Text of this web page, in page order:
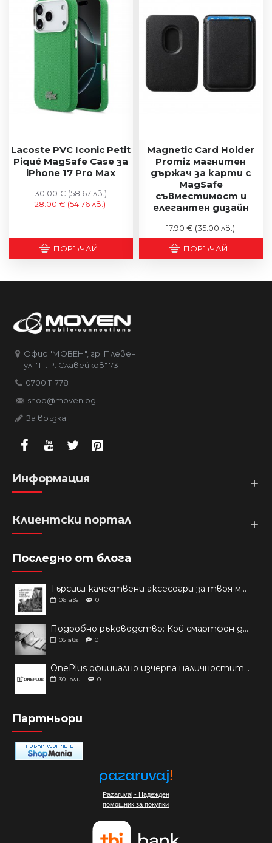
Lacoste PVC Iconic Petit
Piqué MagSafe Case за
iPhone 17 Pro Max
28.00 € (54.76 лв.)
30.00 €(58.67 лв.)
ПОРЪЧАЙ
Magnetic Card Holder
Promiz магнитен
държач за карти с
MagSafe
съвместимост и
елегантен дизайн
17.90 € (35.00 лв.)
ПОРЪЧАЙ
Офис "МОВЕН", гр. Плевен
ул. "П. Р. Славейков" 73
0700 11 778
shop@moven.bg
За връзка
Информация
Клиентски портал
Последно от блога
Търсиш качествени аксесоари за твоя модел? Как правилно да защитим новия си смартфон: Ръководство за аксесоари през 2026 г.
06 авг 0
Подробно ръководство: Кой смартфон да купиш през 2026 г.?
05 авг 0
OnePlus официално изчерпа наличностите си от телефони на основни пазари
30 юли 0
Партньори
Pazaruvaj - Надежден
помощник за покупки